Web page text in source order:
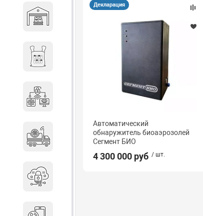
Специальная техника
Специальные автомобили
Декларация
Автоматический
обнаружитель биоаэрозолей
Сегмент БИО
4 300 000 руб / шт.